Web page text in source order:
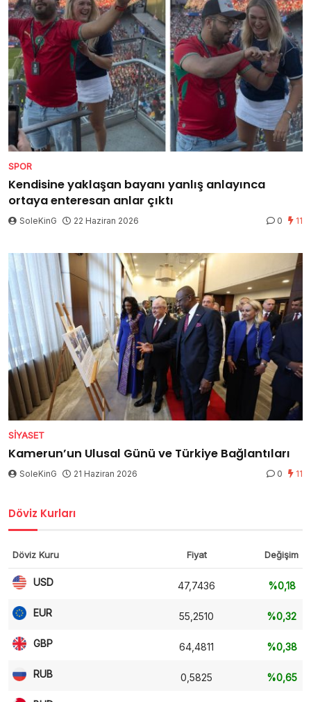
SPOR
Kendisine yaklaşan bayanı yanlış anlayınca
ortaya enteresan anlar çıktı
SoleKinG 22 Haziran 2026 0 11
SIYASET
Kamerun’un Ulusal Günü ve Türkiye Bağlantıları
SoleKinG 21 Haziran 2026 0 11
Döviz Kurları
Döviz Kuru Fiyat Değişim
USD 47,7436 %0,18
EUR 55,2510 %0,32
GBP 64,4811 %0,38
RUB 0,5825 %0,65